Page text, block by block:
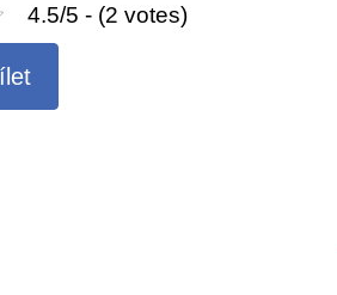
4.5/5 - (2 votes)